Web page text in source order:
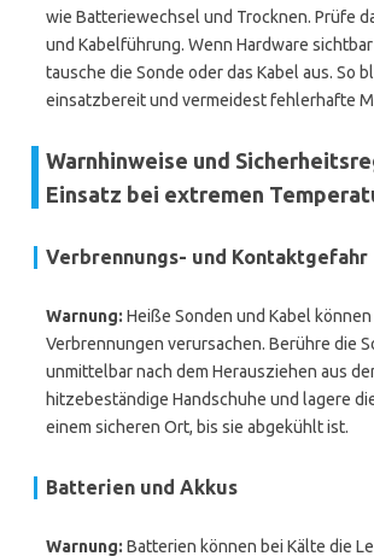
wie Batteriewechsel und Trocknen. Prüfe
und Kabelführung. Wenn Hardware
tausche die Sonde oder das Kabel aus. So
einsatzbereit und vermeidest fehlerhafte
Warnhinweise und
Einsatz bei extremen
Verbrennungs- und Kontaktgefahr
Warnung: Heiße Sonden und Kabel
Verbrennungen verursachen. Berühre die
unmittelbar nach dem Herausziehen aus
hitzebeständige Handschuhe und lagere
einem sicheren Ort, bis sie abgekühlt ist.
Batterien und Akkus
Warnung: Batterien können bei Kälte die